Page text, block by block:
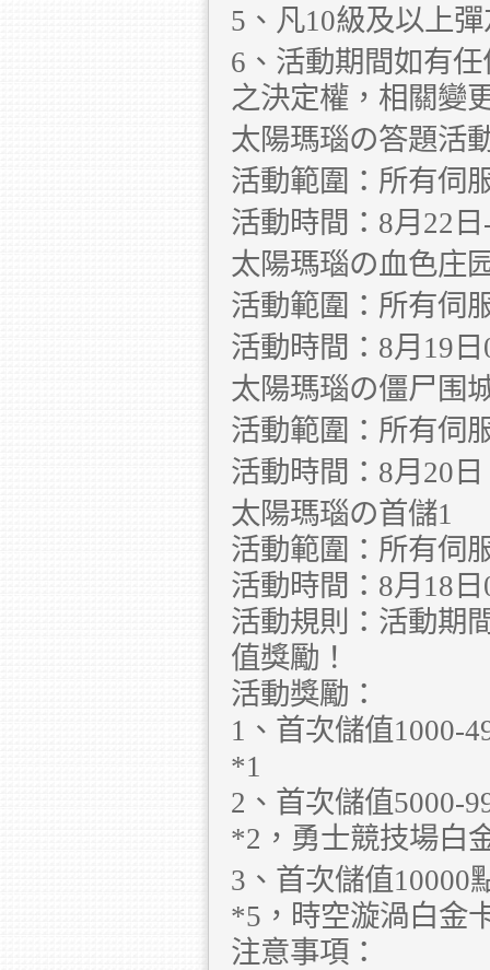
5、凡10級及以上
6、活動期間如有
之決定權，相關變
太陽瑪瑙の答題活
活動範圍：所有伺
活動時間：8月22
太陽瑪瑙の血色庄
活動範圍：所有伺
活動時間：8月19
太陽瑪瑙の僵尸围
活動範圍：所有伺
活動時間：8月20
太陽瑪瑙の首儲1
活動範圍：所有伺
活動時間：8月18
活動規則：活動期
值獎勵！
活動獎勵：
1、首次儲值1000-
*1
2、首次儲值5000-
*2，勇士競技場白
3、首次儲值10000
*5，時空漩渦白金
注意事項：